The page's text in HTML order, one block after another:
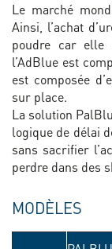
Le marché
Ainsi, l’achat
poudre car elle
l’AdBlue est
est composée
sur place.
La solution
logique de délai
sans sacrifier
perdre dans des
MODÈLES